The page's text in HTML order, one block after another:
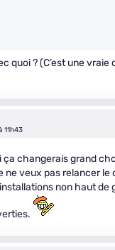
quoi ? (C’est une vraie
11h43
ça changerais grand
ne veux pas relancer le
non haut de